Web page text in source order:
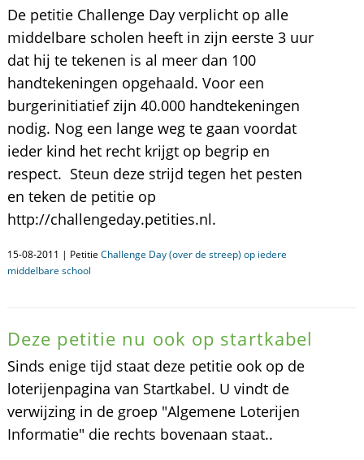
De petitie Challenge Day verplicht op alle
middelbare scholen heeft in zijn eerste 3 uur
dat hij te tekenen is al meer dan 100
handtekeningen opgehaald. Voor een
burgerinitiatief zijn 40.000 handtekeningen
nodig. Nog een lange weg te gaan voordat
ieder kind het recht krijgt op begrip en
respect. Steun deze strijd tegen het pesten
en teken de petitie op
http://challengeday.petities.nl.
15-08-2011 | Petitie Challenge Day (over de streep) op iedere
middelbare school
Deze petitie nu ook op startkabel
Sinds enige tijd staat deze petitie ook op de
loterijenpagina van Startkabel. U vindt de
verwijzing in de groep "Algemene Loterijen
Informatie" die rechts bovenaan staat..